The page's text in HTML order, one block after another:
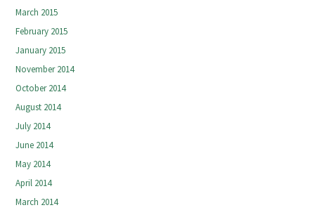
March 2015
February 2015
January 2015
November 2014
October 2014
August 2014
July 2014
June 2014
May 2014
April 2014
March 2014